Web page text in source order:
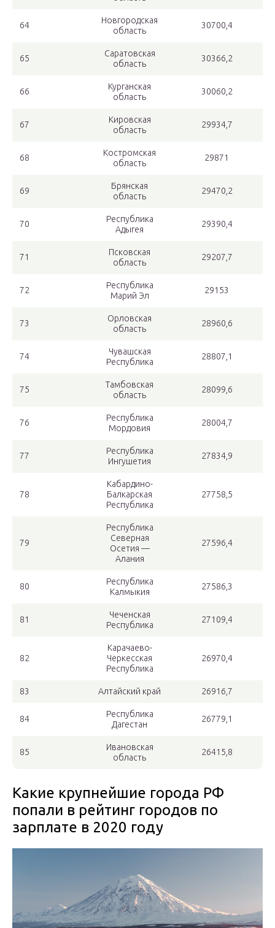
64
Новгородская
область
30700,4
65
Саратовская
область
30366,2
66
Курганская
область
30060,2
67
Кировская
область
29934,7
68
Костромская
область
29871
69
Брянская
область
29470,2
70
Республика
Адыгея
29390,4
71
Псковская
область
29207,7
72
Республика
Марий Эл
29153
73
Орловская
область
28960,6
74
Чувашская
Республика
28807,1
75
Тамбовская
область
28099,6
76
Республика
Мордовия
28004,7
77
Республика
Ингушетия
27834,9
78
Кабардино-
Балкарская
Республика
27758,5
79
Республика
Северная
Осетия —
Алания
27596,4
80
Республика
Калмыкия
27586,3
81
Чеченская
Республика
27109,4
82
Карачаево-
Черкесская
Республика
26970,4
83 Алтайский край 26916,7
84
Республика
Дагестан
26779,1
85
Ивановская
область
26415,8
Какие крупнейшие города РФ
попали в рейтинг городов по
зарплате в 2020 году